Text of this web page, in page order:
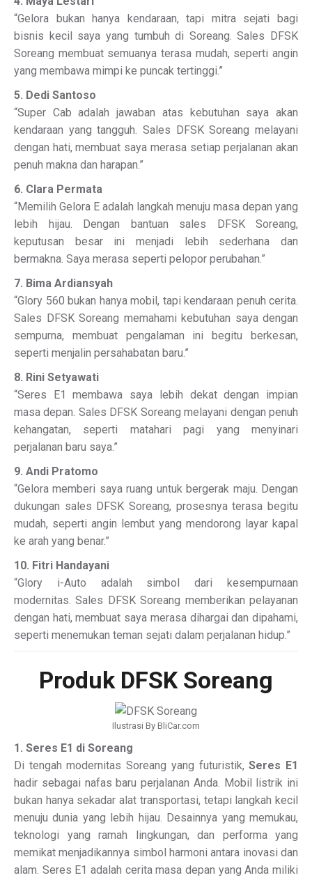
“Gelora bukan hanya kendaraan, tapi mitra sejati bagi
bisnis kecil saya yang tumbuh di Soreang. Sales DFSK
Soreang membuat semuanya terasa mudah, seperti angin
yang membawa mimpi ke puncak tertinggi.”
5. Dedi Santoso
“Super Cab adalah jawaban atas kebutuhan saya akan
kendaraan yang tangguh. Sales DFSK Soreang melayani
dengan hati, membuat saya merasa setiap perjalanan akan
penuh makna dan harapan.”
6. Clara Permata
“Memilih Gelora E adalah langkah menuju masa depan yang
lebih hijau. Dengan bantuan sales DFSK Soreang,
keputusan besar ini menjadi lebih sederhana dan
bermakna. Saya merasa seperti pelopor perubahan.”
7. Bima Ardiansyah
“Glory 560 bukan hanya mobil, tapi kendaraan penuh cerita.
Sales DFSK Soreang memahami kebutuhan saya dengan
sempurna, membuat pengalaman ini begitu berkesan,
seperti menjalin persahabatan baru.”
8. Rini Setyawati
“Seres E1 membawa saya lebih dekat dengan impian
masa depan. Sales DFSK Soreang melayani dengan penuh
kehangatan, seperti matahari pagi yang menyinari
perjalanan baru saya.”
9. Andi Pratomo
“Gelora memberi saya ruang untuk bergerak maju. Dengan
dukungan sales DFSK Soreang, prosesnya terasa begitu
mudah, seperti angin lembut yang mendorong layar kapal
ke arah yang benar.”
10. Fitri Handayani
“Glory i-Auto adalah simbol dari kesempurnaan
modernitas. Sales DFSK Soreang memberikan pelayanan
dengan hati, membuat saya merasa dihargai dan dipahami,
seperti menemukan teman sejati dalam perjalanan hidup.”
Produk DFSK Soreang
Ilustrasi By BliCar.com
1. Seres E1 di Soreang
Di tengah modernitas Soreang yang futuristik,Seres E1
hadir sebagai nafas baru perjalanan Anda. Mobil listrik ini
bukan hanya sekadar alat transportasi, tetapi langkah kecil
menuju dunia yang lebih hijau. Desainnya yang memukau,
teknologi yang ramah lingkungan, dan performa yang
memikat menjadikannya simbol harmoni antara inovasi dan
alam. Seres E1 adalah cerita masa depan yang Anda miliki